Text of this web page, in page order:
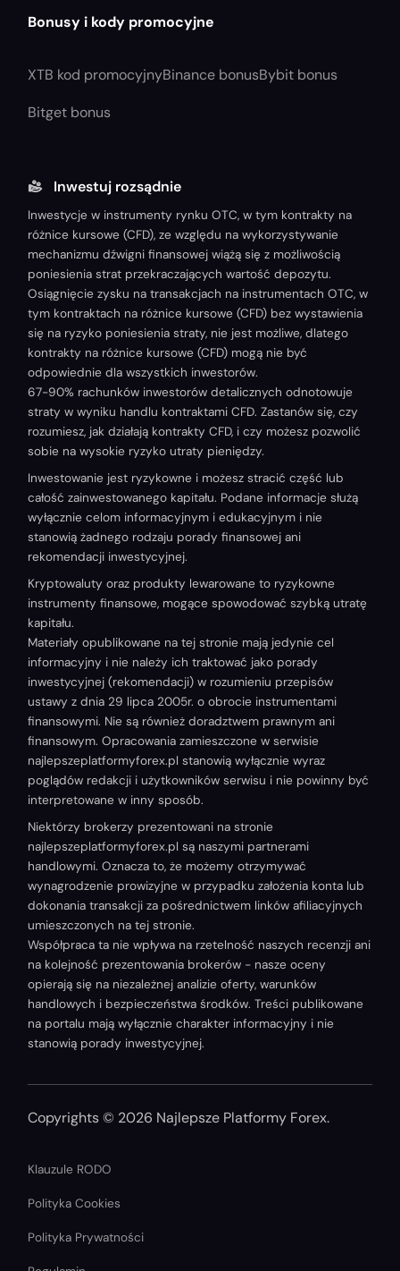
Bonusy i kody promocyjne
XTB kod promocyjnyBinance bonusBybit bonus
Bitget bonus
Inwestuj rozsądnie
Inwestycje w instrumenty rynku OTC, w tym kontrakty na
różnice kursowe (CFD), ze względu na wykorzystywanie
mechanizmu dźwigni finansowej wiążą się z możliwością
poniesienia strat przekraczających wartość depozytu.
Osiągnięcie zysku na transakcjach na instrumentach OTC, w
tym kontraktach na różnice kursowe (CFD) bez wystawienia
się na ryzyko poniesienia straty, nie jest możliwe, dlatego
kontrakty na różnice kursowe (CFD) mogą nie być
odpowiednie dla wszystkich inwestorów.
67-90% rachunków inwestorów detalicznych odnotowuje
straty w wyniku handlu kontraktami CFD. Zastanów się, czy
rozumiesz, jak działają kontrakty CFD, i czy możesz pozwolić
sobie na wysokie ryzyko utraty pieniędzy.
Inwestowanie jest ryzykowne i możesz stracić część lub
całość zainwestowanego kapitału. Podane informacje służą
wyłącznie celom informacyjnym i edukacyjnym i nie
stanowią żadnego rodzaju porady finansowej ani
rekomendacji inwestycyjnej.
Kryptowaluty oraz produkty lewarowane to ryzykowne
instrumenty finansowe, mogące spowodować szybką utratę
kapitału.
Materiały opublikowane na tej stronie mają jedynie cel
informacyjny i nie należy ich traktować jako porady
inwestycyjnej (rekomendacji) w rozumieniu przepisów
ustawy z dnia 29 lipca 2005r. o obrocie instrumentami
finansowymi. Nie są również doradztwem prawnym ani
finansowym. Opracowania zamieszczone w serwisie
najlepszeplatformyforex.pl stanowią wyłącznie wyraz
poglądów redakcji i użytkowników serwisu i nie powinny być
interpretowane w inny sposób.
Niektórzy brokerzy prezentowani na stronie
najlepszeplatformyforex.pl są naszymi partnerami
handlowymi. Oznacza to, że możemy otrzymywać
wynagrodzenie prowizyjne w przypadku założenia konta lub
dokonania transakcji za pośrednictwem linków afiliacyjnych
umieszczonych na tej stronie.
Współpraca ta nie wpływa na rzetelność naszych recenzji ani
na kolejność prezentowania brokerów - nasze oceny
opierają się na niezależnej analizie oferty, warunków
handlowych i bezpieczeństwa środków. Treści publikowane
na portalu mają wyłącznie charakter informacyjny i nie
stanowią porady inwestycyjnej.
Copyrights © 2026 Najlepsze Platformy Forex.
Klauzule RODO
Polityka Cookies
Polityka Prywatności